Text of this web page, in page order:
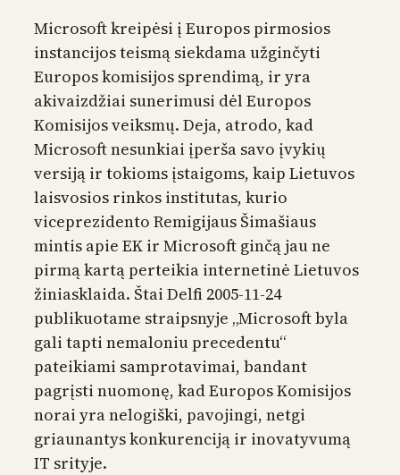
Microsoft kreipėsi į Europos pirmosios
instancijos teismą siekdama užginčyti
Europos komisijos sprendimą, ir yra
akivaizdžiai sunerimusi dėl Europos
Komisijos veiksmų. Deja, atrodo, kad
Microsoft nesunkiai įperša savo įvykių
versiją ir tokioms įstaigoms, kaip Lietuvos
laisvosios rinkos institutas, kurio
viceprezidento Remigijaus Šimašiaus
mintis apie EK ir Microsoft ginčą jau ne
pirmą kartą perteikia internetinė Lietuvos
žiniasklaida. Štai Delfi 2005-11-24
publikuotame straipsnyje „Microsoft byla
gali tapti nemaloniu precedentu“
pateikiami samprotavimai, bandant
pagrįsti nuomonę, kad Europos Komisijos
norai yra nelogiški, pavojingi, netgi
griaunantys konkurenciją ir inovatyvumą
IT srityje.